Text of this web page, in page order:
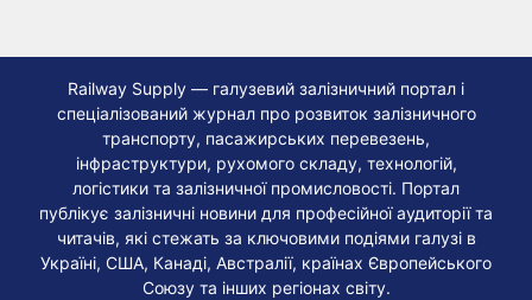
Railway Supply — галузевий залізничний портал і
спеціалізований журнал про розвиток залізничного
транспорту, пасажирських перевезень,
інфраструктури, рухомого складу, технологій,
логістики та залізничної промисловості. Портал
публікує залізничні новини для професійної аудиторії та
читачів, які стежать за ключовими подіями галузі в
Україні, США, Канаді, Австралії, країнах Європейського
Союзу та інших регіонах світу.